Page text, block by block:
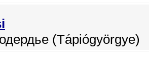
(Tápiógyörgye)